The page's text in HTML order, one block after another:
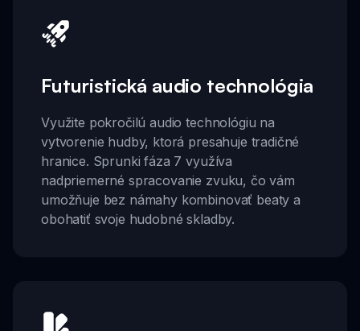
Futuristická audio technológia
Využite pokročilú audio technológiu na
vytvorenie hudby, ktorá presahuje tradičné
hranice. Sprunki fáza 7 využíva
nadpriemerné spracovanie zvuku, čo vám
umožňuje bez námahy kombinovať beaty a
obohatiť svoje hudobné skladby.